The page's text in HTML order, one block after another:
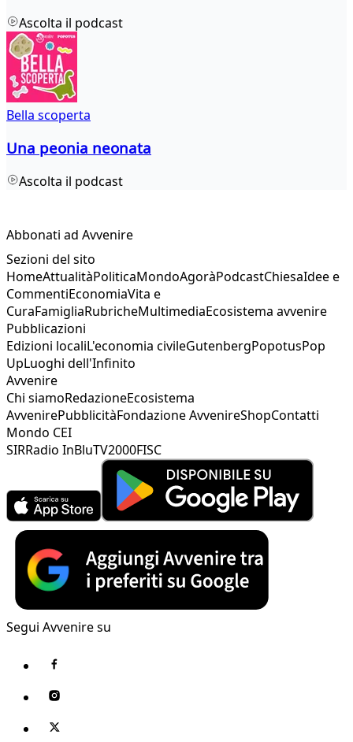
Ascolta il podcast
Bella scoperta
Una peonia neonata
Ascolta il podcast
Abbonati ad Avvenire
Sezioni del sito
HomeAttualitàPoliticaMondoAgoràPodcastChiesaIdee e
CommentiEconomiaVita e
CuraFamigliaRubricheMultimediaEcosistema avvenire
Pubblicazioni
Edizioni localiL'economia civileGutenbergPopotusPop
UpLuoghi dell'Infinito
Avvenire
Chi siamoRedazioneEcosistema
AvvenirePubblicitàFondazione AvvenireShopContatti
Mondo CEI
SIRRadio InBluTV2000FISC
Segui Avvenire su